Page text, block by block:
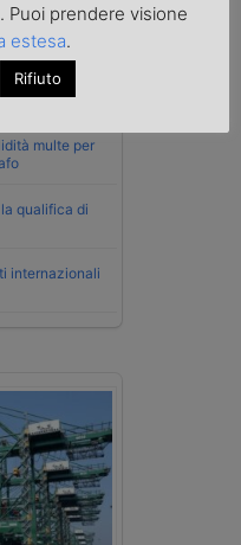
Strada punta
per infortunio
multe per
qualifica di
internazionali
Puoi prendere visione
estesa.
Rifiuto